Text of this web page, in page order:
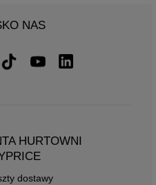
NAS
HURTOWNI
dostawy